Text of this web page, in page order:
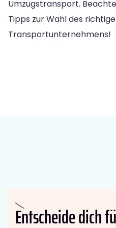
Umzugstransport.
Tipps zur Wahl des
Transportunternehmens!
Entscheide dich